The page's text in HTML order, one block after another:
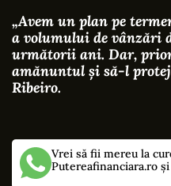
„Avem un plan pe
a volumului de vânzări
următorii ani. Dar,
amănuntul și să-l
Ribeiro.
Vrei să fii mereu la
Putereafinanciara.ro